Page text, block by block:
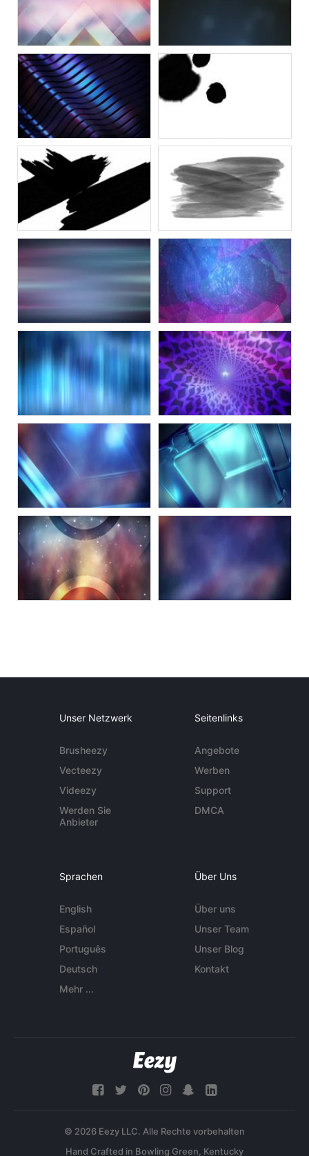
Unser Netzwerk
Brusheezy
Vecteezy
Videezy
Werden Sie
Anbieter
Seitenlinks
Angebote
Werben
Support
DMCA
Sprachen
English
Español
Português
Deutsch
Mehr ...
Über Uns
Über uns
Unser Team
Unser Blog
Kontakt
© 2026 Eezy LLC. Alle Rechte vorbehalten